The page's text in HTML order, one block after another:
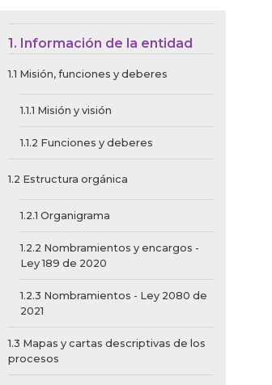
Menú de Contexto
1. Información de la entidad
1.1 Misión, funciones y deberes
1.1.1 Misión y visión
1.1.2 Funciones y deberes
1.2 Estructura orgánica
1.2.1 Organigrama
1.2.2 Nombramientos y encargos -
Ley 189 de 2020
1.2.3 Nombramientos - Ley 2080 de
2021
1.3 Mapas y cartas descriptivas de los
procesos